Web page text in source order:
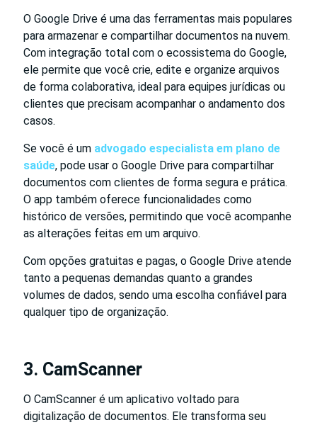
O Google Drive é uma das ferramentas mais populares
para armazenar e compartilhar documentos na nuvem.
Com integração total com o ecossistema do Google,
ele permite que você crie, edite e organize arquivos
de forma colaborativa, ideal para equipes jurídicas ou
clientes que precisam acompanhar o andamento dos
casos.
Se você é um advogado especialista em plano de
saúde, pode usar o Google Drive para compartilhar
documentos com clientes de forma segura e prática.
O app também oferece funcionalidades como
histórico de versões, permitindo que você acompanhe
as alterações feitas em um arquivo.
Com opções gratuitas e pagas, o Google Drive atende
tanto a pequenas demandas quanto a grandes
volumes de dados, sendo uma escolha confiável para
qualquer tipo de organização.
3. CamScanner
O CamScanner é um aplicativo voltado para
digitalização de documentos. Ele transforma seu